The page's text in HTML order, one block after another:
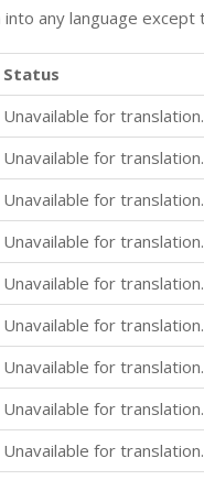
any language
Status
Unavailable for translation.
Unavailable for translation.
Unavailable for translation.
Unavailable for translation.
Unavailable for translation.
Unavailable for translation.
Unavailable for translation.
Unavailable for translation.
Unavailable for translation.